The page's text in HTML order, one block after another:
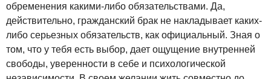
обременения какими-либо обязательствами. Да,
действительно, гражданский брак не накладывает каких-
либо серьезных обязательств, как официальный. Зная о
том, что у тебя есть выбор, дает ощущение внутренней
свободы, уверенности в себе и психологической